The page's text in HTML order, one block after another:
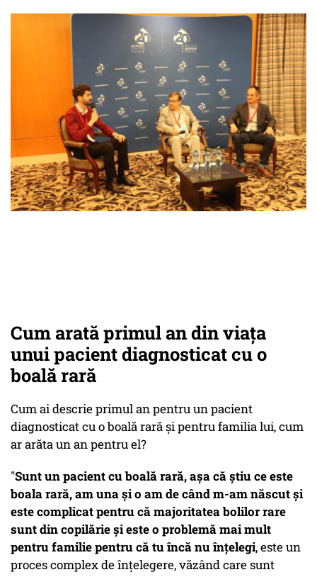
Cum arată primul an din viața
unui pacient diagnosticat cu o
boală rară
Cum ai descrie primul an pentru un pacient
diagnosticat cu o boală rară și pentru familia lui, cum
ar arăta un an pentru el?
"Sunt un pacient cu boală rară, așa că știu ce este
boala rară, am una și o am de când m-am născut și
este complicat pentru că majoritatea bolilor rare
sunt din copilărie și este o problemă mai mult
pentru familie pentru că tu încă nu înțelegi, este un
proces complex de înțelegere, văzând care sunt